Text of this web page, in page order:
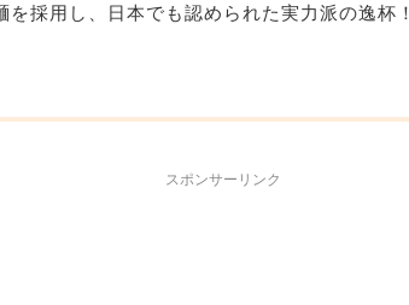
を採用し、日本でも認められた実力派の逸杯！
スポンサーリンク